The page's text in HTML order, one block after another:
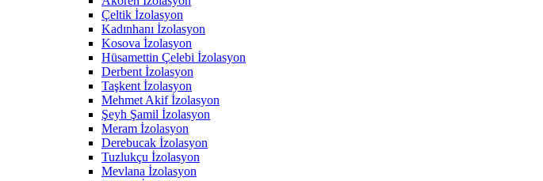
Çeltik İzolasyon
Kadınhanı İzolasyon
Kosova İzolasyon
Hüsamettin Çelebi İzolasyon
Derbent İzolasyon
Taşkent İzolasyon
Mehmet Akif İzolasyon
Şeyh Şamil İzolasyon
Meram İzolasyon
Derebucak İzolasyon
Tuzlukçu İzolasyon
Mevlana İzolasyon